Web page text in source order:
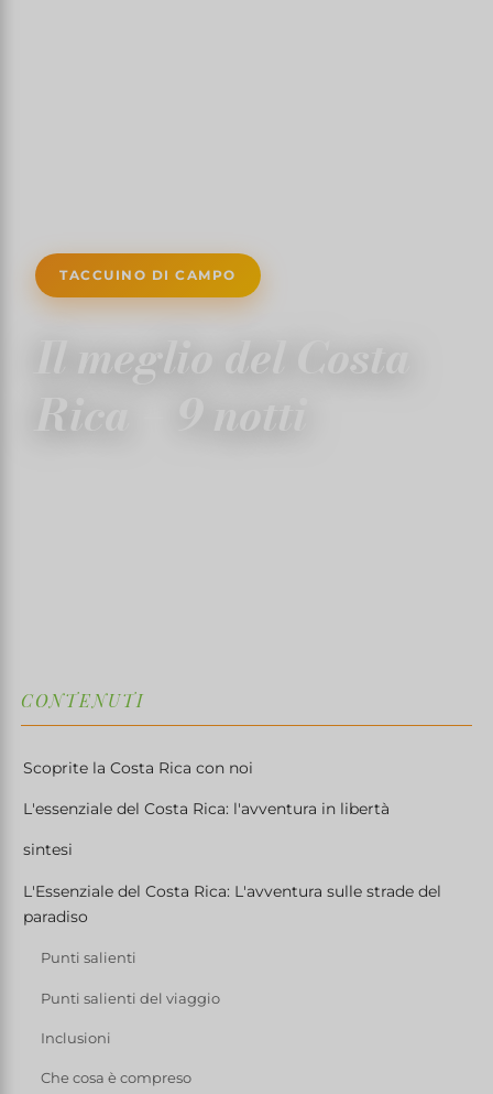
TACCUINO DI CAMPO
Il meglio del Costa
Rica – 9 notti
CONTENUTI
Scoprite la Costa Rica con noi
L'essenziale del Costa Rica: l'avventura in libertà
sintesi
L'Essenziale del Costa Rica: L'avventura sulle strade del
paradiso
Punti salienti
Punti salienti del viaggio
Inclusioni
Che cosa è compreso